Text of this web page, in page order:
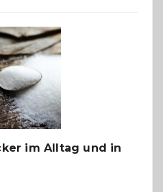
Freund
in
Gefahr
ist:
Brandschutz
für
Hunde
eigenen
im Alltag und in